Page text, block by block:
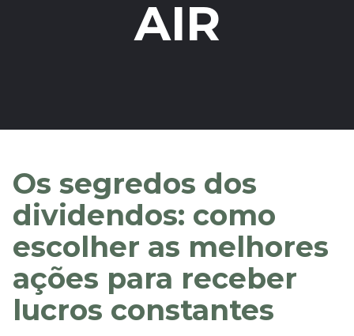
AIR
Os segredos dos
dividendos: como
escolher as melhores
ações para receber
lucros constantes